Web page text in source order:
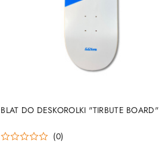
BLAT DO DESKOROLKI "TIRBUTE BOARD"
(0)
DO KOSZYKA